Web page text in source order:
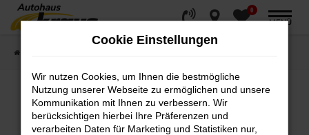
Zum
Hauptinhalt
springen
0
MENÜ
Fehler: Network Error
Cookie Einstellungen
Wir nutzen Cookies, um Ihnen die bestmögliche
Nutzung unserer Webseite zu ermöglichen und unsere
Kommunikation mit Ihnen zu verbessern. Wir
berücksichtigen hierbei Ihre Präferenzen und
verarbeiten Daten für Marketing und Statistiken nur,